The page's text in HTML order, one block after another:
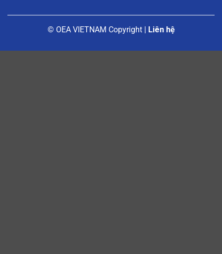
© OEA VIETNAM Copyright | Liên hệ